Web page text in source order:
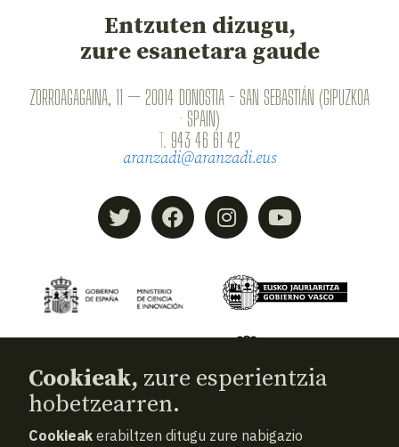
Entzuten dizugu,
zure esanetara gaude
ZORROAGAGAINA, 11 — 20014 DONOSTIA - SAN SEBASTIÁN (GIPUZKOA
· SPAIN)
T. 943 46 61 42
aranzadi@aranzadi.eus
Cookieak, zure esperientzia
hobetzearren.
Cookieak erabiltzen ditugu zure nabigazio